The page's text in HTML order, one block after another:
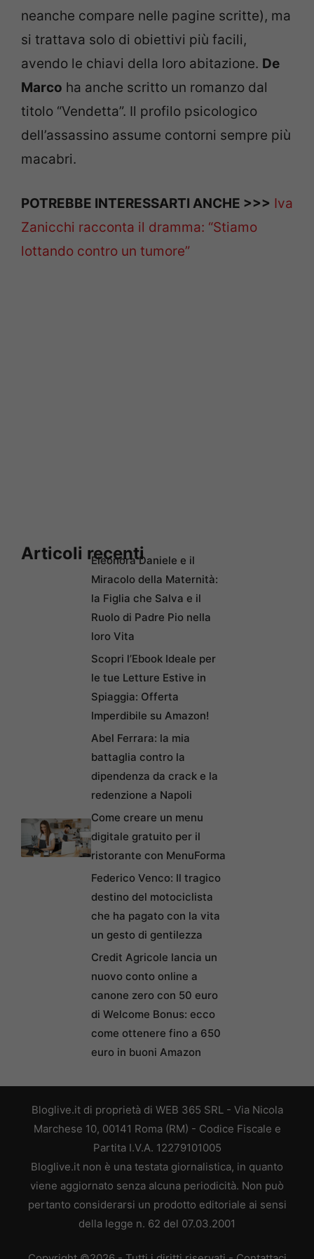
neanche compare nelle pagine scritte), ma
si trattava solo di obiettivi più facili,
avendo le chiavi della loro abitazione. De
Marco ha anche scritto un romanzo dal
titolo “Vendetta”. Il profilo psicologico
dell’assassino assume contorni sempre più
macabri.
POTREBBE INTERESSARTI ANCHE >>> Iva
Zanicchi racconta il dramma: “Stiamo
lottando contro un tumore”
Articoli recentiEleonora Daniele e il
Miracolo della Maternità:
la Figlia che Salva e il
Ruolo di Padre Pio nella
loro Vita
Scopri l’Ebook Ideale per
le tue Letture Estive in
Spiaggia: Offerta
Imperdibile su Amazon!
Abel Ferrara: la mia
battaglia contro la
dipendenza da crack e la
redenzione a Napoli
Come creare un menu
digitale gratuito per il
ristorante con MenuForma
Federico Venco: Il tragico
destino del motociclista
che ha pagato con la vita
un gesto di gentilezza
Credit Agricole lancia un
nuovo conto online a
canone zero con 50 euro
di Welcome Bonus: ecco
come ottenere fino a 650
euro in buoni Amazon
Bloglive.it di proprietà di WEB 365 SRL - Via Nicola
Marchese 10, 00141 Roma (RM) - Codice Fiscale e
Partita I.V.A. 12279101005
Bloglive.it non è una testata giornalistica, in quanto
viene aggiornato senza alcuna periodicità. Non può
pertanto considerarsi un prodotto editoriale ai sensi
della legge n. 62 del 07.03.2001